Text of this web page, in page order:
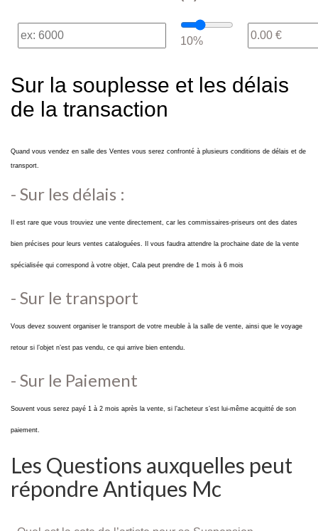
10%
Sur la souplesse et les délais
de la transaction
Quand vous vendez en salle des Ventes vous serez confronté à plusieurs conditions de délais et de
transport.
- Sur les délais :
Il est rare que vous trouviez une vente directement, car les commissaires-priseurs ont des dates
bien précises pour leurs ventes cataloguées. Il vous faudra attendre la prochaine date de la vente
spécialisée qui correspond à votre objet, Cala peut prendre de 1 mois à 6 mois
- Sur le transport
Vous devez souvent organiser le transport de votre meuble à la salle de vente, ainsi que le voyage
retour si l’objet n’est pas vendu, ce qui arrive bien entendu.
- Sur le Paiement
Souvent vous serez payé 1 à 2 mois après la vente, si l’acheteur s’est lui-même acquitté de son
paiement.
Les Questions auxquelles peut
répondre Antiques Mc